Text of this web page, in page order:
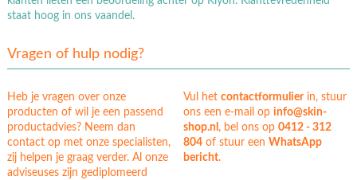
staat hoog in ons vaandel.
Vragen of hulp nodig?
Heb je vragen over onze
producten of wil je een passend
productadvies? Neem dan
contact op met onze specialisten,
zij helpen je graag verder. Al onze
adviseuses zijn gediplomeerd
Vul hetcontactformulierin, stuur
ons een e-mail op info@skin-
shop.nl, bel ons op0412 - 312
804 of stuur eenWhatsApp
bericht.